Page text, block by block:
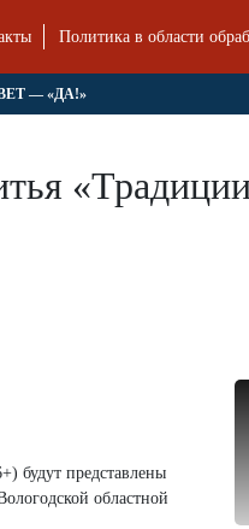
Политика в области
— «ДА!»
будут представлены
областной